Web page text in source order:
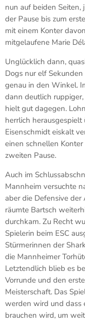
nun auf beiden Seiten,
der Pause bis zum
mit einem Konter
mitgelaufene Marie
Unglücklich dann,
Dogs nur elf
genau in den Winkel.
dann deutlich
hielt gut dagegen.
herrlich
Eisenschmidt eiskalt
einen schnellen
zweiten Pause.
Auch im
Mannheim versuchte
aber die Defensive
räumte Bartsch
durchkam. Zu Recht
Spielerin beim ESC
Stürmerinnen der
die Mannheimer
Letztendlich blieb es
Vorrunde und den
Meisterschaft. Das
werden wird und dass
brauchen wird, um